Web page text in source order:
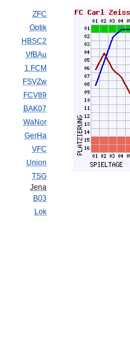
ZFC
Optik
HBSC2
VfBAu
1.FCM
FSVZw
FCV89
BAK07
WaNor
GerHa
VFC
Union
TSG
Jena
B03
Lok